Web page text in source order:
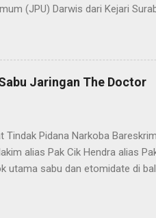
(JPU) Darwis dari Kejari
majelis hakim
sehingga dianggap
merupakan hubungan hukum
hukum (onslag van alle recht
Jaringan The Doctor
Tindak Pidana Narkoba
alias Pak Cik Hendra alias
utama sabu dan etomidate di
Haji," kata Direktur Tindak